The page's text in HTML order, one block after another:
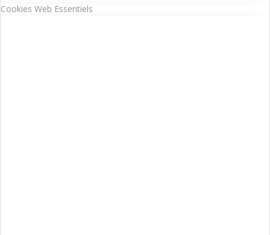
Cookies Web Essentiels